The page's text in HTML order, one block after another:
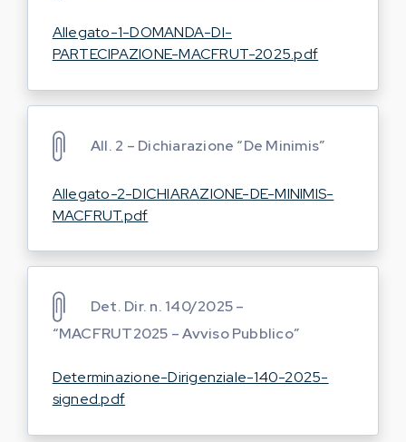
Allegato-1-DOMANDA-DI-
PARTECIPAZIONE-MACFRUT-2025.pdf
All. 2 – Dichiarazione “De Minimis”
Allegato-2-DICHIARAZIONE-DE-MINIMIS-
MACFRUT.pdf
Det. Dir. n. 140/2025 –
“MACFRUT2025 – Avviso Pubblico”
Determinazione-Dirigenziale-140-2025-
signed.pdf